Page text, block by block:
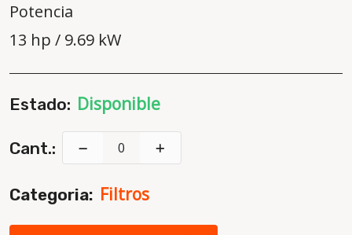
Potencia
13 hp / 9.69 kW
Estado: Disponible
Cant.:
Categoria: Filtros